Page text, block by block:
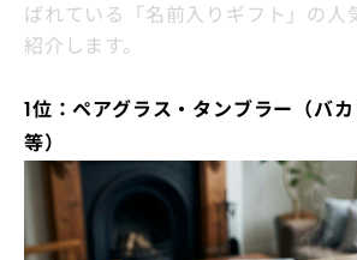
ばれている「名前入りギフト」の人
紹介します。
1位：ペアグラス・タンブラー（バ
等）